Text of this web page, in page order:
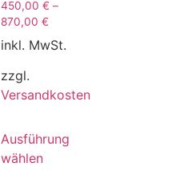
450,00 € –
870,00 €
inkl. MwSt.
zzgl.
Versandkosten
Ausführung
wählen